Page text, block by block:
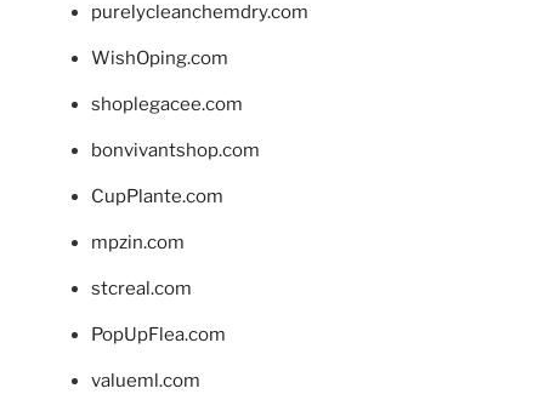
purelycleanchemdry.com
WishOping.com
shoplegacee.com
bonvivantshop.com
CupPlante.com
mpzin.com
stcreal.com
PopUpFlea.com
valueml.com